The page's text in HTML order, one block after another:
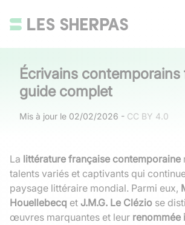
Écrivains contemporains
guide complet
Mis à jour le 02/02/2026 - CC BY 4.0
La littérature française contemporaine
talents variés et captivants qui
paysage littéraire mondial. Parmi eux,
Houellebecq et J.M.G. Le Clézio se
œuvres marquantes et leur renommée